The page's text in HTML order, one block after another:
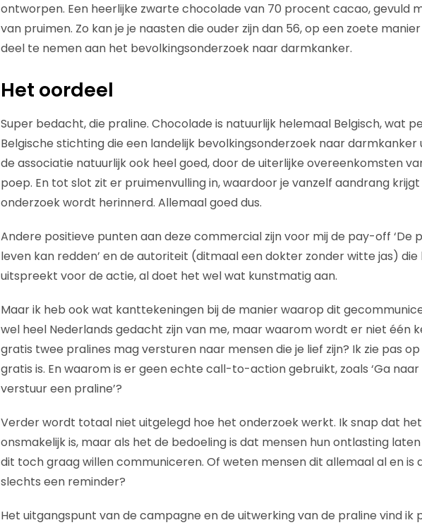
ontworpen. Een heerlijke zwarte chocolade van 70 procent cacao, gevuld
van pruimen. Zo kan je je naasten die ouder zijn dan 56, op een zoete
deel te nemen aan het bevolkingsonderzoek naar darmkanker.
Het oordeel
Super bedacht, die praline. Chocolade is natuurlijk helemaal Belgisch, wat
Belgische stichting die een landelijk bevolkingsonderzoek naar darmkanker
de associatie natuurlijk ook heel goed, door de uiterlijke overeenkomsten
poep. En tot slot zit er pruimenvulling in, waardoor je vanzelf aandrang
onderzoek wordt herinnerd. Allemaal goed dus.
Andere positieve punten aan deze commercial zijn voor mij de pay-off ‘De
leven kan redden’ en de autoriteit (ditmaal een dokter zonder witte jas) die
uitspreekt voor de actie, al doet het wel wat kunstmatig aan.
Maar ik heb ook wat kanttekeningen bij de manier waarop dit
wel heel Nederlands gedacht zijn van me, maar waarom wordt er niet één
gratis twee pralines mag versturen naar mensen die je lief zijn? Ik zie pas
gratis is. En waarom is er geen echte call-to-action gebruikt, zoals ‘Ga
verstuur een praline’?
Verder wordt totaal niet uitgelegd hoe het onderzoek werkt. Ik snap dat
onsmakelijk is, maar als het de bedoeling is dat mensen hun ontlasting
dit toch graag willen communiceren. Of weten mensen dit allemaal al en is
slechts een reminder?
Het uitgangspunt van de campagne en de uitwerking van de praline vind ik